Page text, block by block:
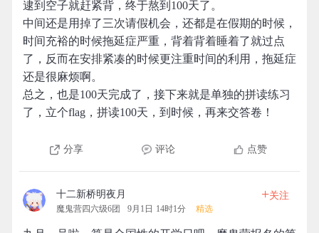
逮到空子就赶紧背，终于熬到100天了。
中间还是用掉了三次请假机会，还都是在假期的时候，
时间充裕的时候拖延症严重，背着背着睡着了就过点
了，反而在安排紧凑的时候更注重时间的利用，拖延症
还是很麻烦啊。
总之，也是100天完成了，接下来就是单独的拼读练习
了，立个flag，拼读100天，到时候，再来交答卷！
分享 评论 点赞
十二新桥明夜月
魔鬼营四六级6团 9月1日 14时1分 精选
+关注